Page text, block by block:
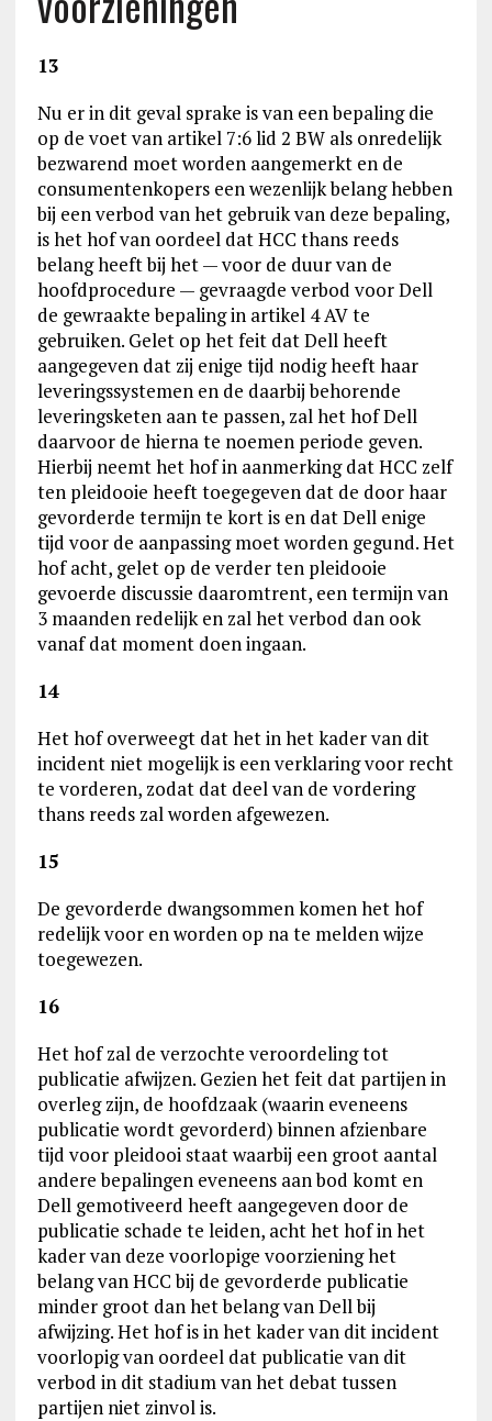
13
Nu er in dit geval sprake is van een bepaling die
op de voet van artikel 7:6 lid 2 BW als onredelijk
bezwarend moet worden aangemerkt en de
consumentenkopers een wezenlijk belang hebben
bij een verbod van het gebruik van deze bepaling,
is het hof van oordeel dat HCC thans reeds
belang heeft bij het — voor de duur van de
hoofdprocedure — gevraagde verbod voor Dell
de gewraakte bepaling in artikel 4 AV te
gebruiken. Gelet op het feit dat Dell heeft
aangegeven dat zij enige tijd nodig heeft haar
leveringssystemen en de daarbij behorende
leveringsketen aan te passen, zal het hof Dell
daarvoor de hierna te noemen periode geven.
Hierbij neemt het hof in aanmerking dat HCC zelf
ten pleidooie heeft toegegeven dat de door haar
gevorderde termijn te kort is en dat Dell enige
tijd voor de aanpassing moet worden gegund. Het
hof acht, gelet op de verder ten pleidooie
gevoerde discussie daaromtrent, een termijn van
3 maanden redelijk en zal het verbod dan ook
vanaf dat moment doen ingaan.
14
Het hof overweegt dat het in het kader van dit
incident niet mogelijk is een verklaring voor recht
te vorderen, zodat dat deel van de vordering
thans reeds zal worden afgewezen.
15
De gevorderde dwangsommen komen het hof
redelijk voor en worden op na te melden wijze
toegewezen.
16
Het hof zal de verzochte veroordeling tot
publicatie afwijzen. Gezien het feit dat partijen in
overleg zijn, de hoofdzaak (waarin eveneens
publicatie wordt gevorderd) binnen afzienbare
tijd voor pleidooi staat waarbij een groot aantal
andere bepalingen eveneens aan bod komt en
Dell gemotiveerd heeft aangegeven door de
publicatie schade te leiden, acht het hof in het
kader van deze voorlopige voorziening het
belang van HCC bij de gevorderde publicatie
minder groot dan het belang van Dell bij
afwijzing. Het hof is in het kader van dit incident
voorlopig van oordeel dat publicatie van dit
verbod in dit stadium van het debat tussen
partijen niet zinvol is.